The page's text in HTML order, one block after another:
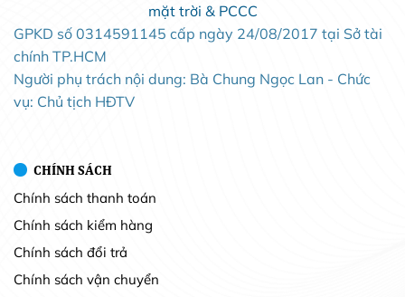
mặt trời & PCCC
GPKD số 0314591145 cấp ngày 24/08/2017 tại Sở tài
chính TP.HCM
Người phụ trách nội dung: Bà Chung Ngọc Lan - Chức
vụ: Chủ tịch HĐTV
CHÍNH SÁCH
Chính sách thanh toán
Chính sách kiểm hàng
Chính sách đổi trả
Chính sách vận chuyển